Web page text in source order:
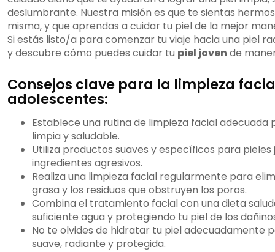
deslumbrante. Nuestra misión es que te sientas
misma, y que aprendas a cuidar tu piel de la mejor
Si estás listo/a para comenzar tu viaje hacia una piel
y descubre cómo puedes cuidar tu piel joven de
Consejos clave para la limpieza
adolescentes:
Establece una rutina de limpieza facial
limpia y saludable.
Utiliza productos suaves y específicos para pieles
ingredientes agresivos.
Realiza una limpieza facial regularmente para
grasa y los residuos que obstruyen los poros.
Combina el tratamiento facial con una dieta
suficiente agua y protegiendo tu piel de los
No te olvides de hidratar tu piel adecuadamente
suave, radiante y protegida.